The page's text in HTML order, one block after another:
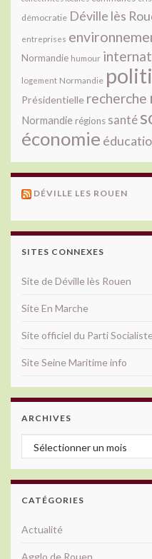
démocratie Déville lès
entreprises
Normandie humour
logement Normandie
Présidentielle recherche
Normandie régions santé
économie
DÉVILLE LES ROUEN
SITES CONNEXES
Site de Déville lès Rouen
Site En Marche
Site officiel du Parti
Site Seine Maritime info
ARCHIVES
Archives
CATÉGORIES
Actualité
Agglo de Rouen